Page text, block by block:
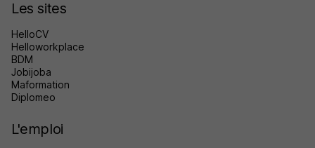
Les sites
HelloCV
Helloworkplace
BDM
Jobijoba
Maformation
Diplomeo
L'emploi